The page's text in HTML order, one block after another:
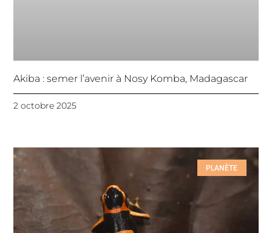
Akiba : semer l’avenir à Nosy Komba, Madagascar
2 octobre 2025
PLANÈTE